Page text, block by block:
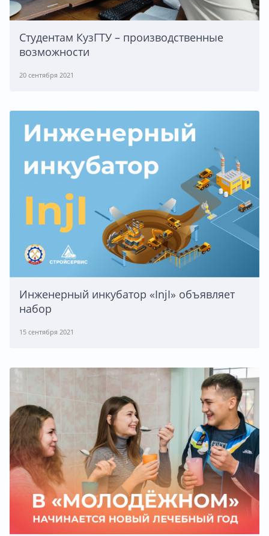
Студентам КузГТУ – производственные
возможности
20 сентября 2021
Инженерный инкубатор «InjI» объявляет
набор
15 сентября 2021